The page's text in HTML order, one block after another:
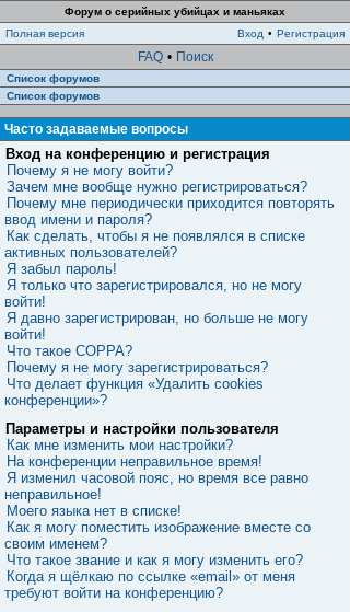
Форум о серийных убийцах и маньяках
Полная версия
Вход • Регистрация
FAQ • Поиск
Список форумов
Список форумов
Часто задаваемые вопросы
Вход на конференцию и регистрация
Почему я не могу войти?
Зачем мне вообще нужно регистрироваться?
Почему мне периодически приходится повторять
ввод имени и пароля?
Как сделать, чтобы я не появлялся в списке
активных пользователей?
Я забыл пароль!
Я только что зарегистрировался, но не могу
войти!
Я давно зарегистрирован, но больше не могу
войти!
Что такое COPPA?
Почему я не могу зарегистрироваться?
Что делает функция «Удалить cookies
конференции»?
Параметры и настройки пользователя
Как мне изменить мои настройки?
На конференции неправильное время!
Я изменил часовой пояс, но время все равно
неправильное!
Моего языка нет в списке!
Как я могу поместить изображение вместе со
своим именем?
Что такое звание и как я могу изменить его?
Когда я щёлкаю по ссылке «email» от меня
требуют войти на конференцию?